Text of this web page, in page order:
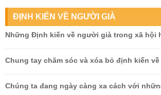
ĐỊNH KIẾN VỀ NGƯỜI GIÀ
Những Định kiến về người già trong xã hội
Chung tay chăm sóc và xóa bỏ định kiến
Chúng ta đang ngày càng xa cách với